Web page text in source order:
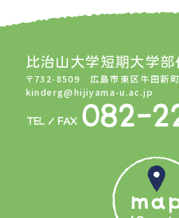
比治山大学短期大学部
〒732-8509 広島市東区牛田新
kinderg@hijiyama-u.ac.jp